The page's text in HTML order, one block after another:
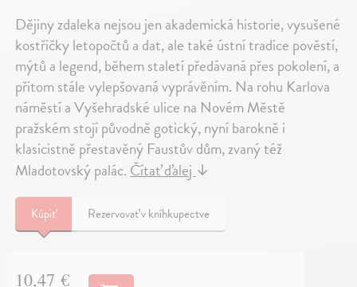
Dějiny zdaleka nejsou jen akademická historie, vysušené
kostřičky letopočtů a dat, ale také ústní tradice pověstí,
mýtů a legend, během staletí předávaná přes pokolení, a
přitom stále vylepšovaná vyprávěním. Na rohu Karlova
náměstí a Vyšehradské ulice na Novém Městě
pražském stojí původně gotický, nyní barokně i
klasicistně přestavěný Faustův dům, zvaný též
Mladotovský palác. Čítať ďalej ↓
Kúpiť Rezervovať v kníhkupectve
10,47 €